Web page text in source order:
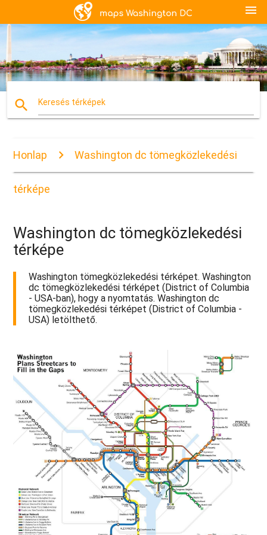
menu
search Keresés térképek
Honlap Washington dc tömegközlekedési
térképe
Washington dc tömegközlekedési
térképe
Washington tömegközlekedési térképet. Washington
dc tömegközlekedési térképet (District of Columbia
- USA-ban), hogy a nyomtatás. Washington dc
tömegközlekedési térképet (District of Columbia -
USA) letölthető.